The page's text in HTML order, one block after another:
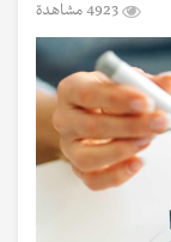
4923 مشاهدة